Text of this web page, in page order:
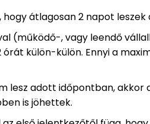
hogy átlagosan 2 napot
(működő-, vagy leendő
órát külön-külön. Ennyi a
lesz adott időpontban, akkor
is jöhettek.